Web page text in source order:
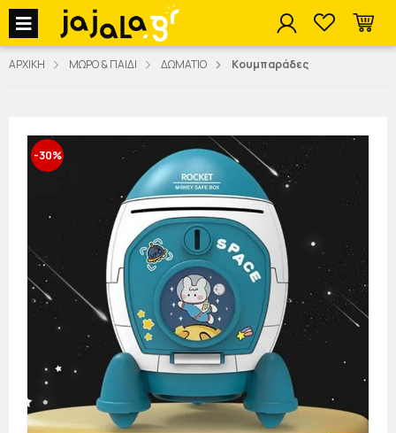
jajala Menu
ΑΡΧΙΚΗ ΜΩΡΟ & ΠΑΙΔΙ ΔΩΜΑΤΙΟ Κουμπαράδες
-30%